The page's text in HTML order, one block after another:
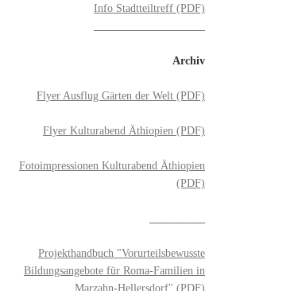
Info Stadtteiltreff (PDF)
Archiv
Flyer Ausflug Gärten der Welt (PDF)
Flyer Kulturabend Äthiopien (PDF)
Fotoimpressionen Kulturabend Äthiopien
(PDF)
Projekthandbuch "Vorurteilsbewusste
Bildungsangebote für Roma-Familien in
Marzahn-Hellersdorf" (PDF)